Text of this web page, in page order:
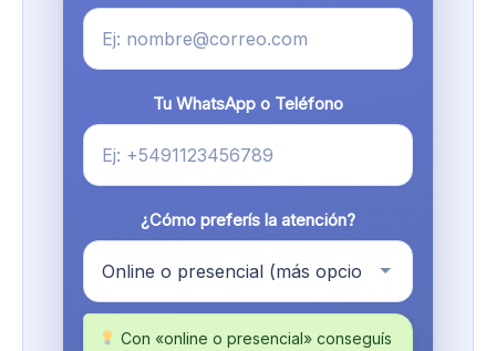
Tu WhatsApp o Teléfono
¿Cómo preferís la atención?
Con «online o presencial» conseguís